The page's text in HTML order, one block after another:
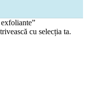
exfoliante”
cu selecția ta.